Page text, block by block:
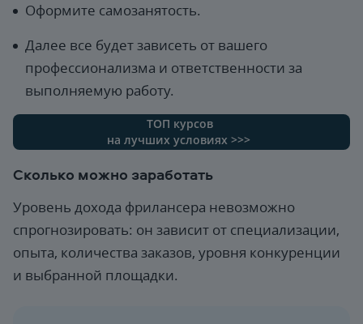
Оформите самозанятость.
Далее все будет зависеть от вашего
профессионализма и ответственности за
выполняемую работу.
ТОП курсов
на лучших условиях >>>
Сколько можно заработать
Уровень дохода фрилансера невозможно
спрогнозировать: он зависит от специализации,
опыта, количества заказов, уровня конкуренции
и выбранной площадки.